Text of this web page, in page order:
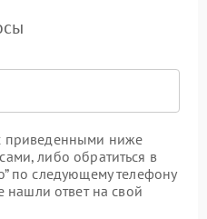
приведенными ниже
либо обратиться в
по следующему телефону
нашли ответ на свой